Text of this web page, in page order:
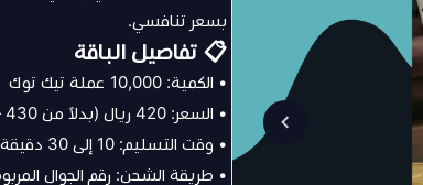
بسعر تنافسي.
📋 تفاصيل الباقة
• الكمية: 10,000 عملة تيك توك
• السعر: 420 ريال (بدلاً من 430 — خصم 2%)
• وقت التسليم: 10 إلى 30 دقيقة
• طريقة الشحن: رقم الجوال